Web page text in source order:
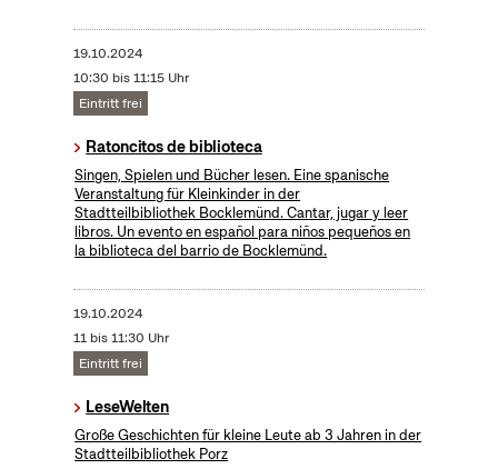
19.10.2024
10:30 bis 11:15 Uhr
Eintritt frei
Ratoncitos de biblioteca
Singen, Spielen und Bücher lesen. Eine spanische
Veranstaltung für Kleinkinder in der
Stadtteilbibliothek Bocklemünd. Cantar, jugar y leer
libros. Un evento en español para niños pequeños en
la biblioteca del barrio de Bocklemünd.
19.10.2024
11 bis 11:30 Uhr
Eintritt frei
LeseWelten
Große Geschichten für kleine Leute ab 3 Jahren in der
Stadtteilbibliothek Porz